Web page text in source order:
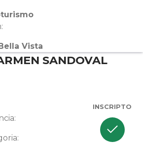
Vista
SANDOVAL
INSCRIPTO
check